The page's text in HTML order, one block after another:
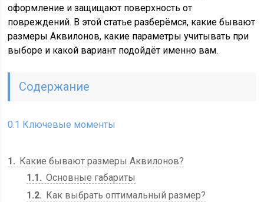
оформление и защищают поверхность от
повреждений. В этой статье разберёмся, какие бывают
размеры Аквилонов, какие параметры учитывать при
выборе и какой вариант подойдёт именно вам.
Содержание
0.1 Ключевые моменты
1
Какие бывают размеры Аквилонов?
1.1
Основные габариты
1.2
Как выбрать оптимальный размер?